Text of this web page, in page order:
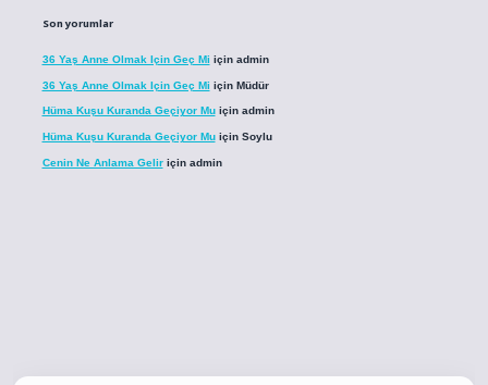
Son yorumlar
36 Yaş Anne Olmak Için Geç Mi için admin
36 Yaş Anne Olmak Için Geç Mi için Müdür
Hüma Kuşu Kuranda Geçiyor Muiçin admin
Hüma Kuşu Kuranda Geçiyor Muiçin Soylu
Cenin Ne Anlama Geliriçin admin